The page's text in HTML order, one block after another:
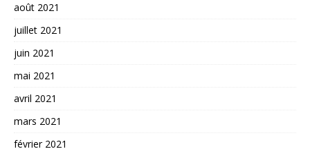
août 2021
juillet 2021
juin 2021
mai 2021
avril 2021
mars 2021
février 2021